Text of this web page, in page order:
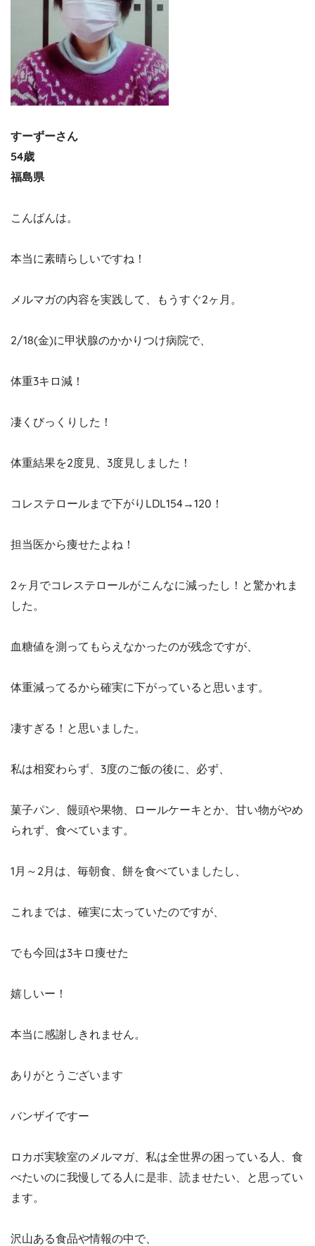
すーずーさん
54歳
福島県
こんばんは。
本当に素晴らしいですね！
メルマガの内容を実践して、もうすぐ2ヶ月。
2/18(金)に甲状腺のかかりつけ病院で、
体重3キロ減！
凄くびっくりした！
体重結果を2度見、3度見しました！
コレステロールまで下がりLDL154→120！
担当医から痩せたよね！
2ヶ月でコレステロールがこんなに減ったし！と驚かれま
した。
血糖値を測ってもらえなかったのが残念ですが、
体重減ってるから確実に下がっていると思います。
凄すぎる！と思いました。
私は相変わらず、3度のご飯の後に、必ず、
菓子パン、饅頭や果物、ロールケーキとか、甘い物がやめ
られず、食べています。
1月～2月は、毎朝食、餅を食べていましたし、
これまでは、確実に太っていたのですが、
でも今回は3キロ痩せた
嬉しいー！
本当に感謝しきれません。
ありがとうございます
バンザイですー
ロカボ実験室のメルマガ、私は全世界の困っている人、食
べたいのに我慢してる人に是非、読ませたい、と思ってい
ます。
沢山ある食品や情報の中で、